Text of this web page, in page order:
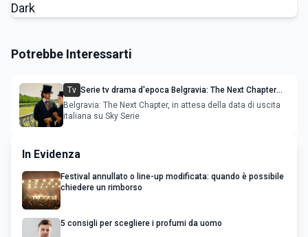
Potrebbe Interessarti
Tv Serie tv drama d'epoca Belgravia: The Next Chapter
con Harriet Slater
Belgravia: The Next Chapter, in attesa della data di uscita
italiana su Sky Serie
In Evidenza
Festival annullato o line-up modificata: quando è possibile
chiedere un rimborso
5 consigli per scegliere i profumi da uomo